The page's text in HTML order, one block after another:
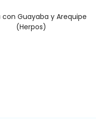
con Guayaba y Arequipe
(Herpos)